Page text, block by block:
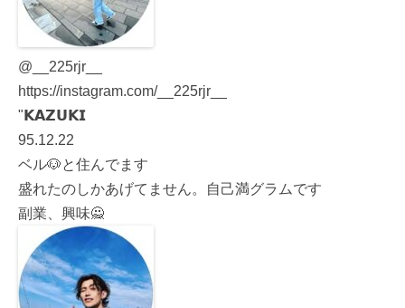
@__225rjr__
https://instagram.com/__225rjr__
"𝗞𝗔𝗭𝗨𝗞𝗜
95.12.22
ベル🐶と住んでます
盛れたのしかあげてません。自己満グラムです
副業、興味🙅